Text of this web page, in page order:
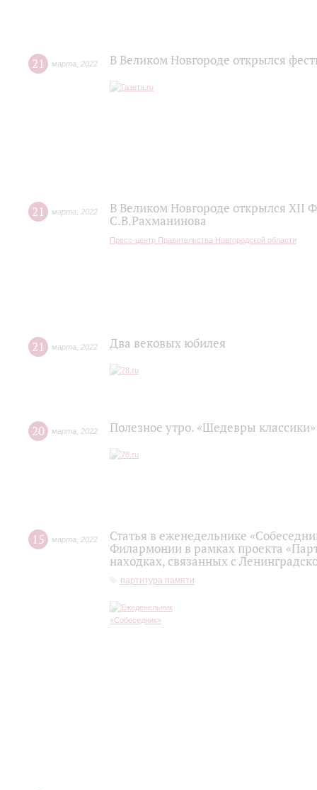
21 марта 2022 В Великом Новгороде открылся
21 марта 2022
В Великом Новгороде открылся XII
С.В.Рахманинова
Пресс-центр Правительства Новгородской области
21 марта 2022 Два вековых юбилея
20 марта 2022 Полезное утро. «Шедевры классики»
15 марта 2022
Статья в еженедельнике
Филармонии в рамках проекта
находках, связанных с
партитура памяти